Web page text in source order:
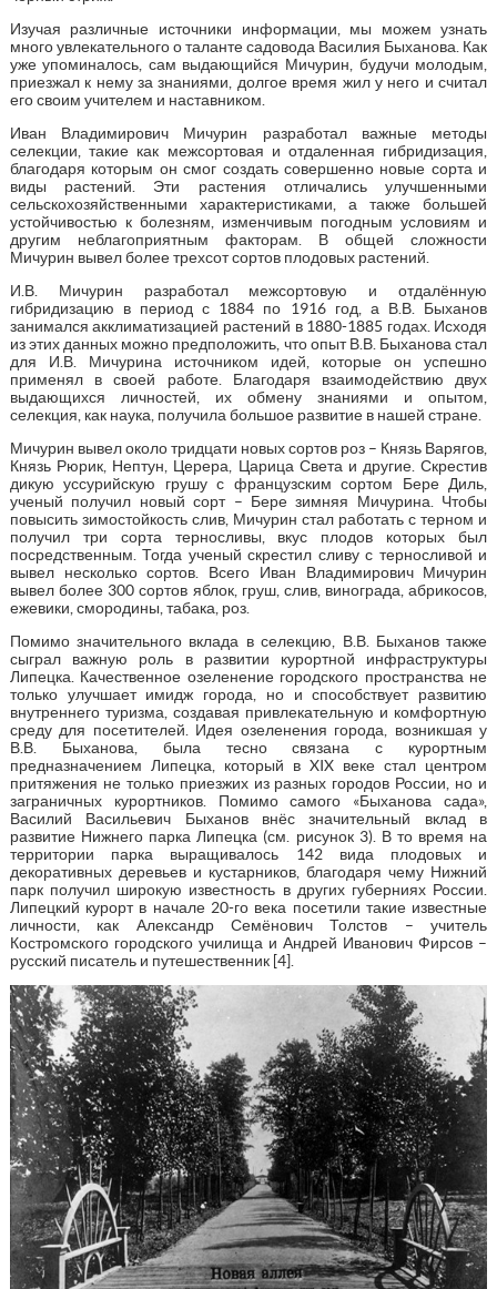
Изучая различные источники информации, мы можем узнать
много увлекательного о таланте садовода Василия Быханова. Как
уже упоминалось, сам выдающийся Мичурин, будучи молодым,
приезжал к нему за знаниями, долгое время жил у него и считал
его своим учителем и наставником.
Иван Владимирович Мичурин разработал важные методы
селекции, такие как межсортовая и отдаленная гибридизация,
благодаря которым он смог создать совершенно новые сорта и
виды растений. Эти растения отличались улучшенными
сельскохозяйственными характеристиками, а также большей
устойчивостью к болезням, изменчивым погодным условиям и
другим неблагоприятным факторам. В общей сложности
Мичурин вывел более трехсот сортов плодовых растений.
И.В. Мичурин разработал межсортовую и отдалённую
гибридизацию в период с 1884 по 1916 год, а В.В. Быханов
занимался акклиматизацией растений в 1880-1885 годах. Исходя
из этих данных можно предположить, что опыт В.В. Быханова стал
для И.В. Мичурина источником идей, которые он успешно
применял в своей работе. Благодаря взаимодействию двух
выдающихся личностей, их обмену знаниями и опытом,
селекция, как наука, получила большое развитие в нашей стране.
Мичурин вывел около тридцати новых сортов роз – Князь Варягов,
Князь Рюрик, Нептун, Церера, Царица Света и другие. Скрестив
дикую уссурийскую грушу с французским сортом Бере Диль,
ученый получил новый сорт – Бере зимняя Мичурина. Чтобы
повысить зимостойкость слив, Мичурин стал работать с терном и
получил три сорта терносливы, вкус плодов которых был
посредственным. Тогда ученый скрестил сливу с терносливой и
вывел несколько сортов. Всего Иван Владимирович Мичурин
вывел более 300 сортов яблок, груш, слив, винограда, абрикосов,
ежевики, смородины, табака, роз.
Помимо значительного вклада в селекцию, В.В. Быханов также
сыграл важную роль в развитии курортной инфраструктуры
Липецка. Качественное озеленение городского пространства не
только улучшает имидж города, но и способствует развитию
внутреннего туризма, создавая привлекательную и комфортную
среду для посетителей. Идея озеленения города, возникшая у
В.В. Быханова, была тесно связана с курортным
предназначением Липецка, который в XIX веке стал центром
притяжения не только приезжих из разных городов России, но и
заграничных курортников. Помимо самого «Быханова сада»,
Василий Васильевич Быханов внёс значительный вклад в
развитие Нижнего парка Липецка (см. рисунок 3). В то время на
территории парка выращивалось 142 вида плодовых и
декоративных деревьев и кустарников, благодаря чему Нижний
парк получил широкую известность в других губерниях России.
Липецкий курорт в начале 20-го века посетили такие известные
личности, как Александр Семёнович Толстов – учитель
Костромского городского училища и Андрей Иванович Фирсов –
русский писатель и путешественник [4].